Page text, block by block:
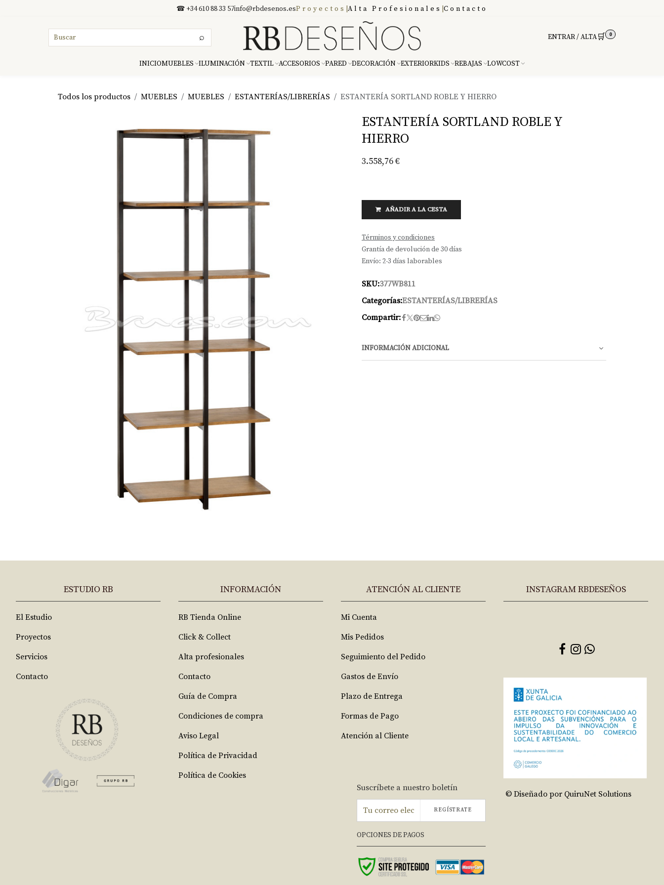
☎ +34 610 88 33 57info@rbdesenos.esProyectos Alta Profesionales Contacto
⌕ ENTRAR / ALTA🛒 0
INICIOMUEBLES ILUMINACIÓN TEXTIL ACCESORIOS PARED DECORACIÓN EXTERIORKIDS REBAJAS LOWCOST
Todos los productos MUEBLES MUEBLES ESTANTERÍAS/LIBRERÍAS ESTANTERÍA SORTLAND ROBLE Y HIERRO
ESTANTERÍA SORTLAND ROBLE Y
HIERRO
3.558,76€
AÑADIR A LA CESTA
Términos y condiciones
Grantía de devolución de 30 días
Envío: 2-3 días laborables
SKU:377WB811
Categorías:ESTANTERÍAS/LIBRERÍAS
Compartir:
INFORMACIÓN ADICIONAL
ESTUDIO RB
El Estudio
Proyectos
Servicios
Contacto
INFORMACIÓN
RB Tienda Online
Click & Collect
Alta profesionales
Contacto
Guía de Compra
Condiciones de compra
Aviso Legal
Política de Privacidad
Política de Cookies
ATENCIÓN AL CLIENTE
Mi Cuenta
Mis Pedidos
Seguimiento del Pedido
Gastos de Envío
Plazo de Entrega
Formas de Pago
Atención al Cliente
Suscríbete a nuestro boletín
REGÍSTRATE
OPCIONES DE PAGOS
INSTAGRAM RBDESEÑOS
© Diseñado por QuiruNet Solutions